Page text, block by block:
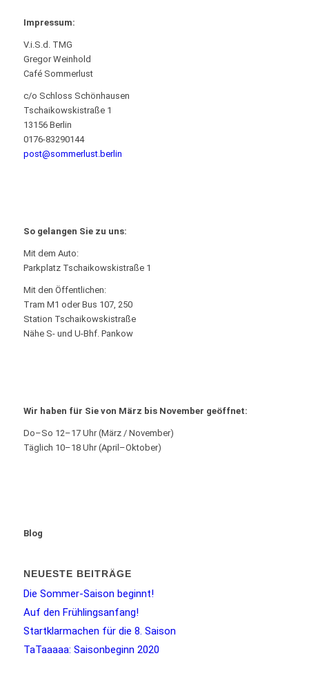
Impressum:
V.i.S.d. TMG
Gregor Weinhold
Café Sommerlust
c/o Schloss Schönhausen
Tschaikowskistraße 1
13156 Berlin
0176-83290144
post@sommerlust.berlin
So gelangen Sie zu uns:
Mit dem Auto:
Parkplatz Tschaikowskistraße 1
Mit den Öffentlichen:
Tram M1 oder Bus 107, 250
Station Tschaikowskistraße
Nähe S- und U-Bhf. Pankow
Wir haben für Sie von März bis November geöffnet:
Do–So 12–17 Uhr (März / November)
Täglich 10–18 Uhr (April–Oktober)
Blog
NEUESTE BEITRÄGE
Die Sommer-Saison beginnt!
Auf den Frühlingsanfang!
Startklarmachen für die 8. Saison
TaTaaaaa: Saisonbeginn 2020